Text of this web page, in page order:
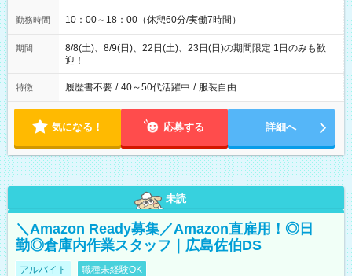
勤務時間 10：00～18：00（休憩60分/実働7時間）
期間
8/8(土)、8/9(日)、22日(土)、23日(日)の期間限定 1日のみも歓
迎！
特徴 履歴書不要 / 40～50代活躍中 / 服装自由
気になる！ 応募する 詳細へ
未読
＼Amazon Ready募集／Amazon直雇用！◎日
勤◎倉庫内作業スタッフ｜広島佐伯DS
アルバイト 職種未経験OK